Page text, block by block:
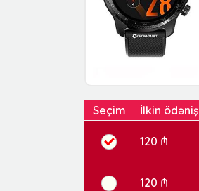
Seçim İlkin ödəniş
120 ₼
120 ₼